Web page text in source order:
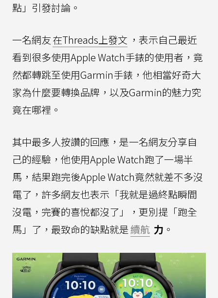
點」引發討論。
一名網友在Threads上發文 ，表示自己最近
看到很多使用Apple Watch手錶的使用者，竟
然都轉跳至使用Garmin手錶，他相當好奇大
家為什麼要轉換品牌，以及Garmin的魅力究
竟在哪裡。
其中最多人按讚的回應，是一名網友分享自
己的經驗，他使用Apple Watch跑了一場半
馬，結果跑完後Apple Watch竟然就差不多沒
電了，許多網友也表示「我就是過終點瞬間
沒電，完賽的喜悅都沒了」，更別提「跑全
馬」了，最致命的缺點就是續航 力 。